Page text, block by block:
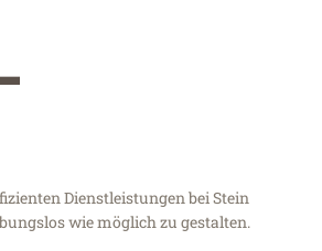
Dienstleistungen bei Stein
wie möglich zu gestalten.